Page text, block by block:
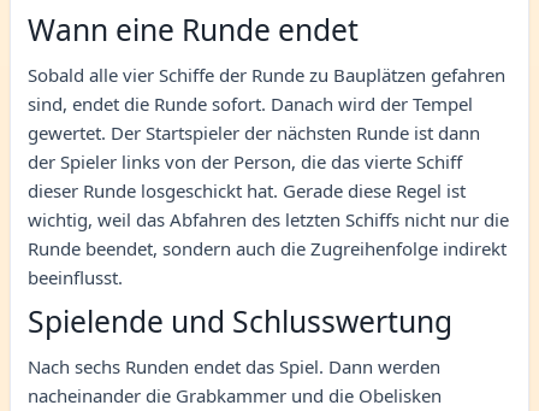
Wann eine Runde endet
Sobald alle vier Schiffe der Runde zu Bauplätzen gefahren
sind, endet die Runde sofort. Danach wird der Tempel
gewertet. Der Startspieler der nächsten Runde ist dann
der Spieler links von der Person, die das vierte Schiff
dieser Runde losgeschickt hat. Gerade diese Regel ist
wichtig, weil das Abfahren des letzten Schiffs nicht nur die
Runde beendet, sondern auch die Zugreihenfolge indirekt
beeinflusst.
Spielende und Schlusswertung
Nach sechs Runden endet das Spiel. Dann werden
nacheinander die Grabkammer und die Obelisken